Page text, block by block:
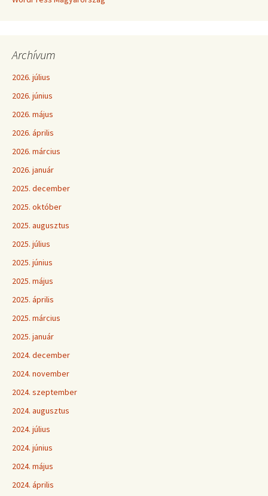
Archívum
2026. július
2026. június
2026. május
2026. április
2026. március
2026. január
2025. december
2025. október
2025. augusztus
2025. július
2025. június
2025. május
2025. április
2025. március
2025. január
2024. december
2024. november
2024. szeptember
2024. augusztus
2024. július
2024. június
2024. május
2024. április